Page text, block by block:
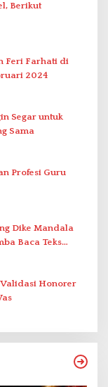
Berikut
Feri Farhati di
2024
Segar untuk
Sama
Profesi Guru
Baca Teks
Validasi Honorer